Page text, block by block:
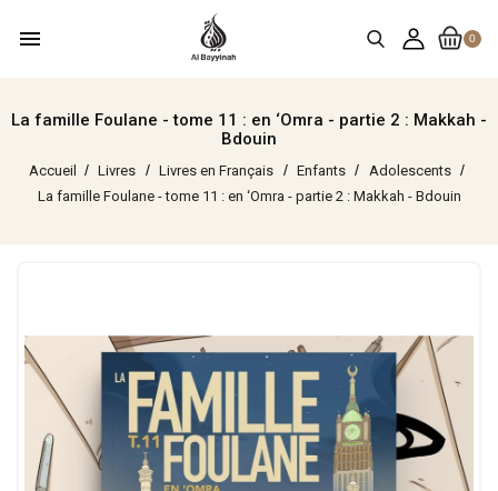
0
menu
La famille Foulane - tome 11 : en ‘Omra - partie 2 : Makkah -
Bdouin
Accueil Livres Livres en Français Enfants
Adolescents
La famille Foulane - tome 11 : en ‘Omra - partie 2 : Makkah - Bdouin